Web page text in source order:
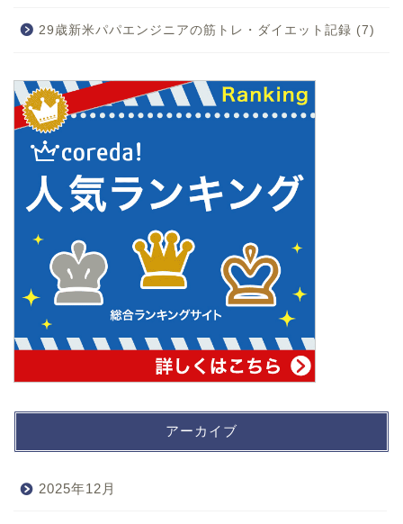
29歳新米パパエンジニアの筋トレ・ダイエット記録 (7)
アーカイブ
2025年12月